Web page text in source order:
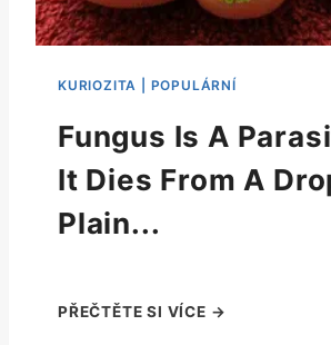
Fungus Is A
It Dies From A
Plain...